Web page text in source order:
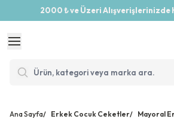
2000 ₺ ve Üzeri Alışverişlerinizde
Ana Sayfa/ Erkek Cocuk Ceketler/ Mayoral